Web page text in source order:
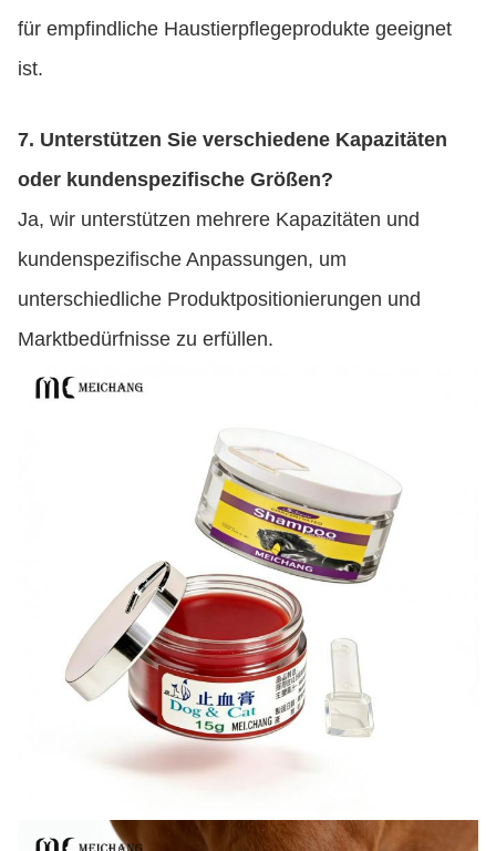
für empfindliche Haustierpflegeprodukte geeignet
ist.
7. Unterstützen Sie verschiedene Kapazitäten
oder kundenspezifische Größen?
Ja, wir unterstützen mehrere Kapazitäten und
kundenspezifische Anpassungen, um
unterschiedliche Produktpositionierungen und
Marktbedürfnisse zu erfüllen.